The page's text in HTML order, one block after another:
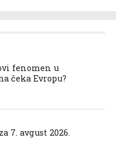
fenomen u
čeka Evropu?
7. avgust 2026.